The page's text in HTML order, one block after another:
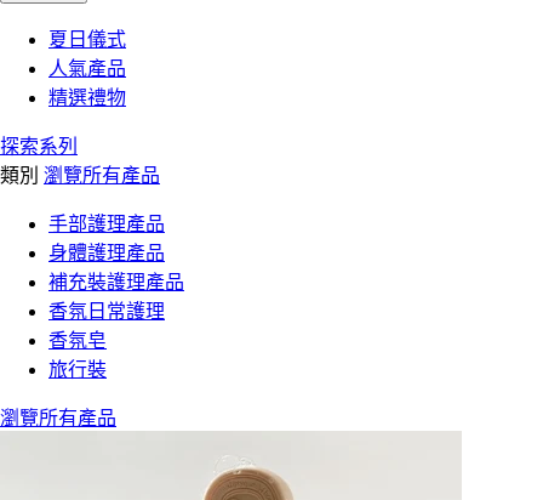
夏日儀式
人氣產品
精選禮物
探索系列
類別 瀏覽所有產品
手部護理產品
身體護理產品
補充裝護理產品
香氛日常護理
香氛皂
旅行裝
瀏覽所有產品